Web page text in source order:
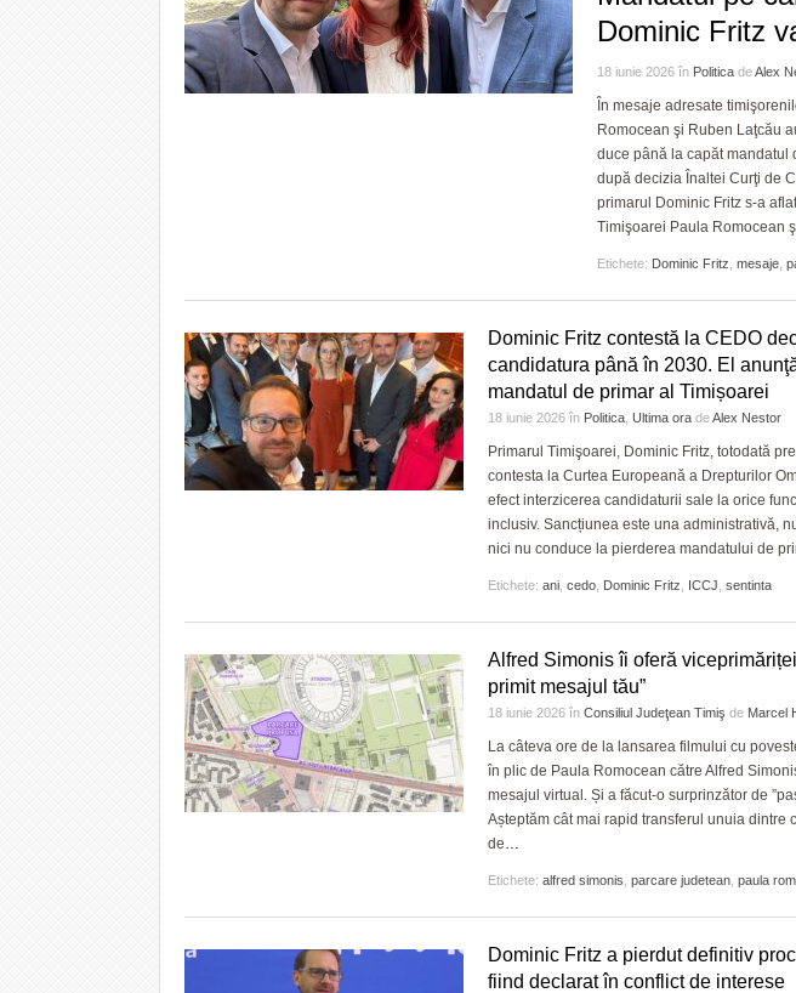
onoare/FOTO - 3
Primăria Timișoara
View all
LA
Dominic Fritz
18 iunie 2026 în Politica deAlex
În mesaje adresate
Romocean şi Ruben Laţcău
duce până la capăt mandatul
după decizia Înaltei Curţi de
primarul Dominic Fritz s-a
Timişoarei Paula Romocean
Etichete: Dominic Fritz mesaje
Dominic Fritz contestă la CEDO
candidatura până în 2030. El
mandatul de primar al Timișoarei
18 iunie 2026 în Politica Ultima ora deAlex Nestor
Primarul Timişoarei, Dominic Fritz, totodată
contesta la Curtea Europeană a Drepturilor
efect interzicerea candidaturii sale la orice
inclusiv. Sancțiunea este una administrativă,
nici nu conduce la pierderea mandatului de
Etichete: ani cedo Dominic Fritz ICCJ sentinta
Alfred Simonis îi oferă
primit mesajul tău”
18 iunie 2026 în Consiliul Judeţean Timiş de Marcel
La câteva ore de la lansarea filmului cu
în plic de Paula Romocean către Alfred
mesajul virtual. Și a făcut-o surprinzător de
Așteptăm cât mai rapid transferul unuia dintre
de…
Etichete: alfred simonis parcare judetean paula
Dominic Fritz a pierdut definitiv
fiind declarat în conflict de interese